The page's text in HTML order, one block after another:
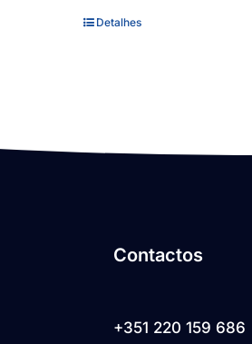
Detalhes
Contactos
+351 220 159 686